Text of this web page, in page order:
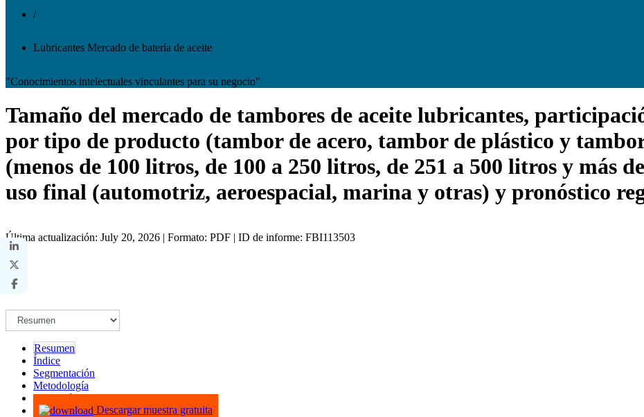
/
Lubricantes Mercado de batería de aceite
"Conocimientos intelectuales vinculantes para su negocio"
Tamaño del mercado de tambores de aceite lubricantes,
por tipo de producto (tambor de acero, tambor de plástico y
(menos de 100 litros, de 100 a 250 litros, de 251 a 500 litros y más
uso final (automotriz, aeroespacial, marina y otras) y pronóstico
Última actualización: July 20, 2026 | Formato: PDF | ID de informe: FBI113503
Resumen
Índice
Segmentación
Metodología
Infografías
Descargar muestra gratuita